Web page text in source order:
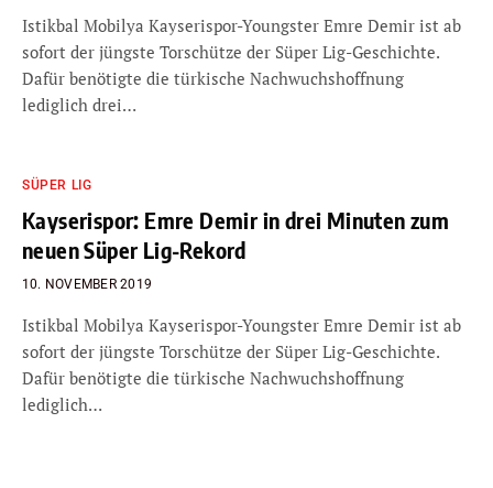
Istikbal Mobilya Kayserispor-Youngster Emre Demir ist ab
sofort der jüngste Torschütze der Süper Lig-Geschichte.
Dafür benötigte die türkische Nachwuchshoffnung
lediglich drei…
SÜPER LIG
Kayserispor: Emre Demir in drei Minuten zum
neuen Süper Lig-Rekord
10. NOVEMBER 2019
Istikbal Mobilya Kayserispor-Youngster Emre Demir ist ab
sofort der jüngste Torschütze der Süper Lig-Geschichte.
Dafür benötigte die türkische Nachwuchshoffnung
lediglich…